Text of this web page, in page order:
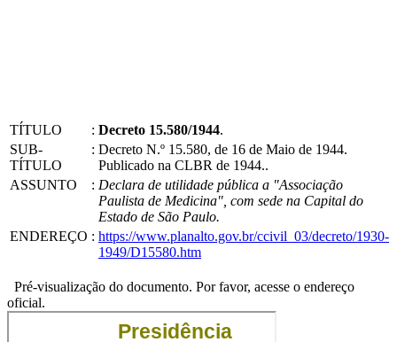
TÍTULO : Decreto 15.580/1944.
SUB-
TÍTULO
: Decreto N.º 15.580, de 16 de Maio de 1944.
Publicado na CLBR de 1944..
ASSUNTO
: Declara de utilidade pública a "Associação
Paulista de Medicina", com sede na Capital do
Estado de São Paulo.
ENDEREÇO : https://www.planalto.gov.br/ccivil_03/decreto/1930-
1949/D15580.htm
Pré-visualização do documento. Por favor, acesse o endereço
oficial.